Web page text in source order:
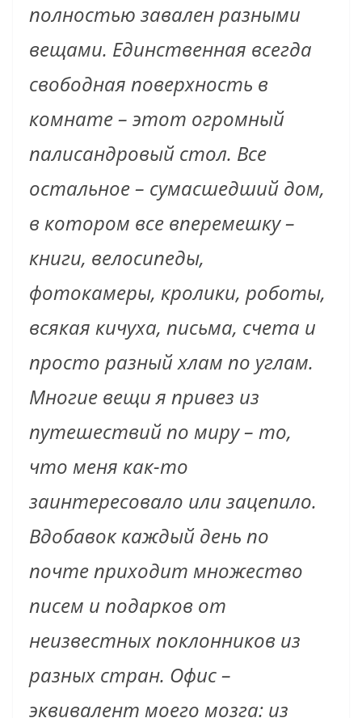
полностью завален разными
вещами. Единственная всегда
свободная поверхность в
комнате – этот огромный
палисандровый стол. Все
остальное – сумасшедший дом,
в котором все вперемешку –
книги, велосипеды,
фотокамеры, кролики, роботы,
всякая кичуха, письма, счета и
просто разный хлам по углам.
Многие вещи я привез из
путешествий по миру – то,
что меня как-то
заинтересовало или зацепило.
Вдобавок каждый день по
почте приходит множество
писем и подарков от
неизвестных поклонников из
разных стран. Офис –
эквивалент моего мозга: из